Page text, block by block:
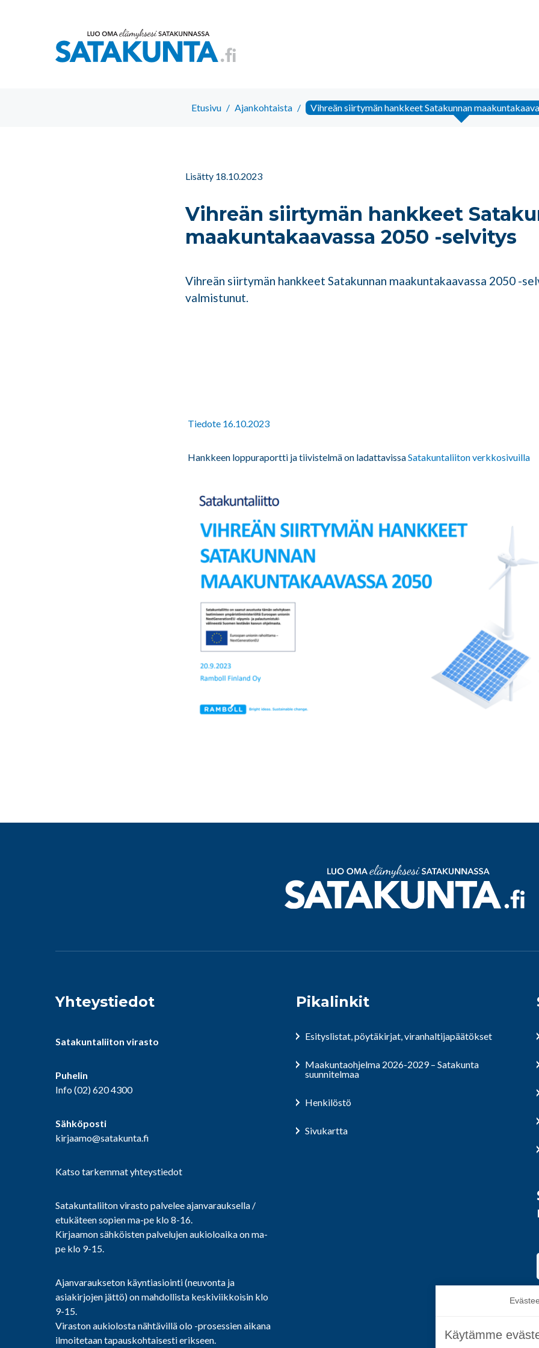
Käytämme
Etusivu / Ajankohtaista / Vihreän siirtymän hankkeet Satakunnan
Lisätty 18.10.2023
Vihreän siirtymän hankkeet
maakuntakaavassa 2050 -selvitys
Vihreän siirtymän hankkeet Satakunnan maakuntakaavassa 2050 -
valmistunut.
Tiedote 16.10.2023
Hankkeen loppuraportti ja tiivistelmä on ladattavissaSatakuntaliiton verkkosivuilla
Yhteystiedot
Satakuntaliiton virasto
Puhelin
Info(02) 620 4300
Sähköposti
kirjaamo@satakunta.fi
Katso tarkemmat yhteystiedot
Satakuntaliiton virasto palvelee ajanvarauksella /
etukäteen sopien ma-pe klo 8-16.
Kirjaamon sähköisten palvelujen aukioloaika on ma-
pe klo 9-15.
Ajanvaraukseton käyntiasiointi (neuvonta ja
asiakirjojen jättö) on mahdollista keskiviikkoisin klo
9-15.
Viraston aukiolosta nähtävillä olo -prosessien aikana
ilmoitetaan tapauskohtaisesti erikseen.
Pikalinkit
Esityslistat, pöytäkirjat, viranhaltijapäätökset
Maakuntaohjelma 2026-2029 – Satakunta
suunnitelmaa
Henkilöstö
Sivukartta